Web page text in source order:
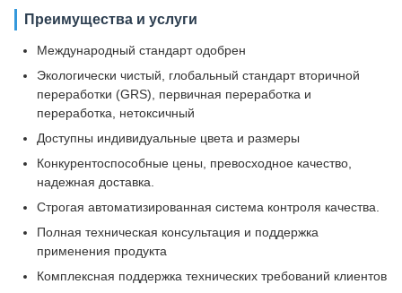
Преимущества и услуги
Международный стандарт одобрен
Экологически чистый, глобальный стандарт вторичной
переработки (GRS), первичная переработка и
переработка, нетоксичный
Доступны индивидуальные цвета и размеры
Конкурентоспособные цены, превосходное качество,
надежная доставка.
Строгая автоматизированная система контроля качества.
Полная техническая консультация и поддержка
применения продукта
Комплексная поддержка технических требований клиентов